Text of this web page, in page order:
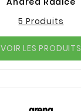
5 Produits
VOIR LES PRODUITS